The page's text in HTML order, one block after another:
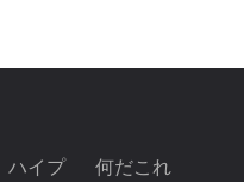
ハイプ 何だこれ